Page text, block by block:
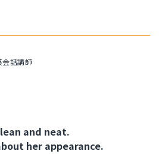
会話講師
and neat.
her appearance.